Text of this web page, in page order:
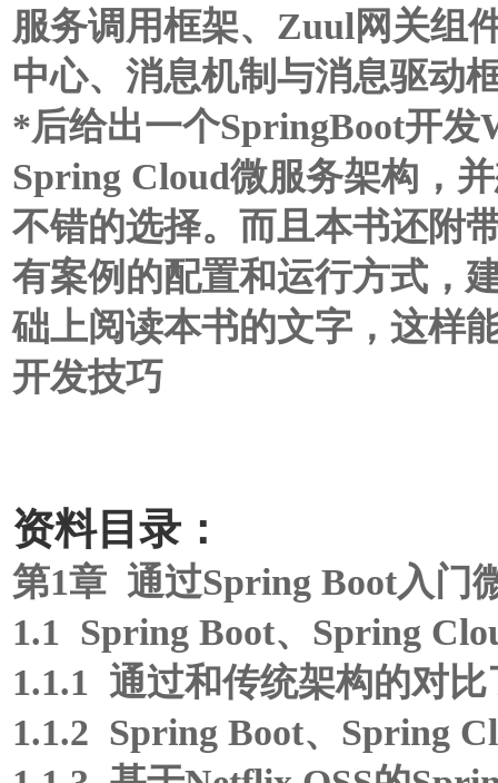
服务调用框架、Zuul网关组
中心、消息机制与消息驱动
*后给出一个SpringBoot开发
Spring Cloud微服务架构，
不错的选择。而且本书还附
有案例的配置和运行方式，
础上阅读本书的文字，这样
开发技巧
资料目录：
第1章 通过Spring Boot入
1.1 Spring Boot、Spring
1.1.1 通过和传统架构的对
1.1.2 Spring Boot、Spring